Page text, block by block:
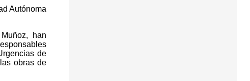
Autónoma
han
de
obras de